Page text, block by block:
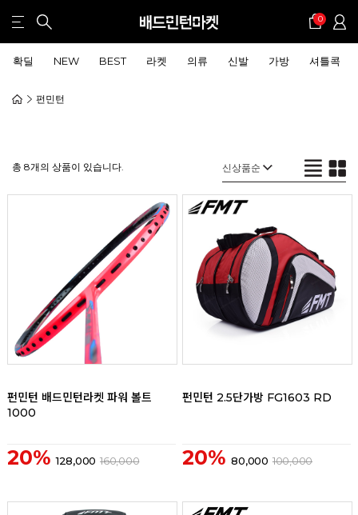
0
확딜 NEW BEST 라켓 의류 신발 가방 셔틀콕
펀민턴
총 8개의 상품이 있습니다.
펀민턴 배드민턴라켓 파워 볼트
1000
20% 128,000 160,000
펀민턴 2.5단가방 FG1603 RD
20% 80,000 100,000